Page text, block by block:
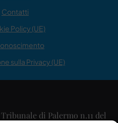
Contatti
Policy (UE)
sulla Privacy (UE)
di Palermo n.11 del